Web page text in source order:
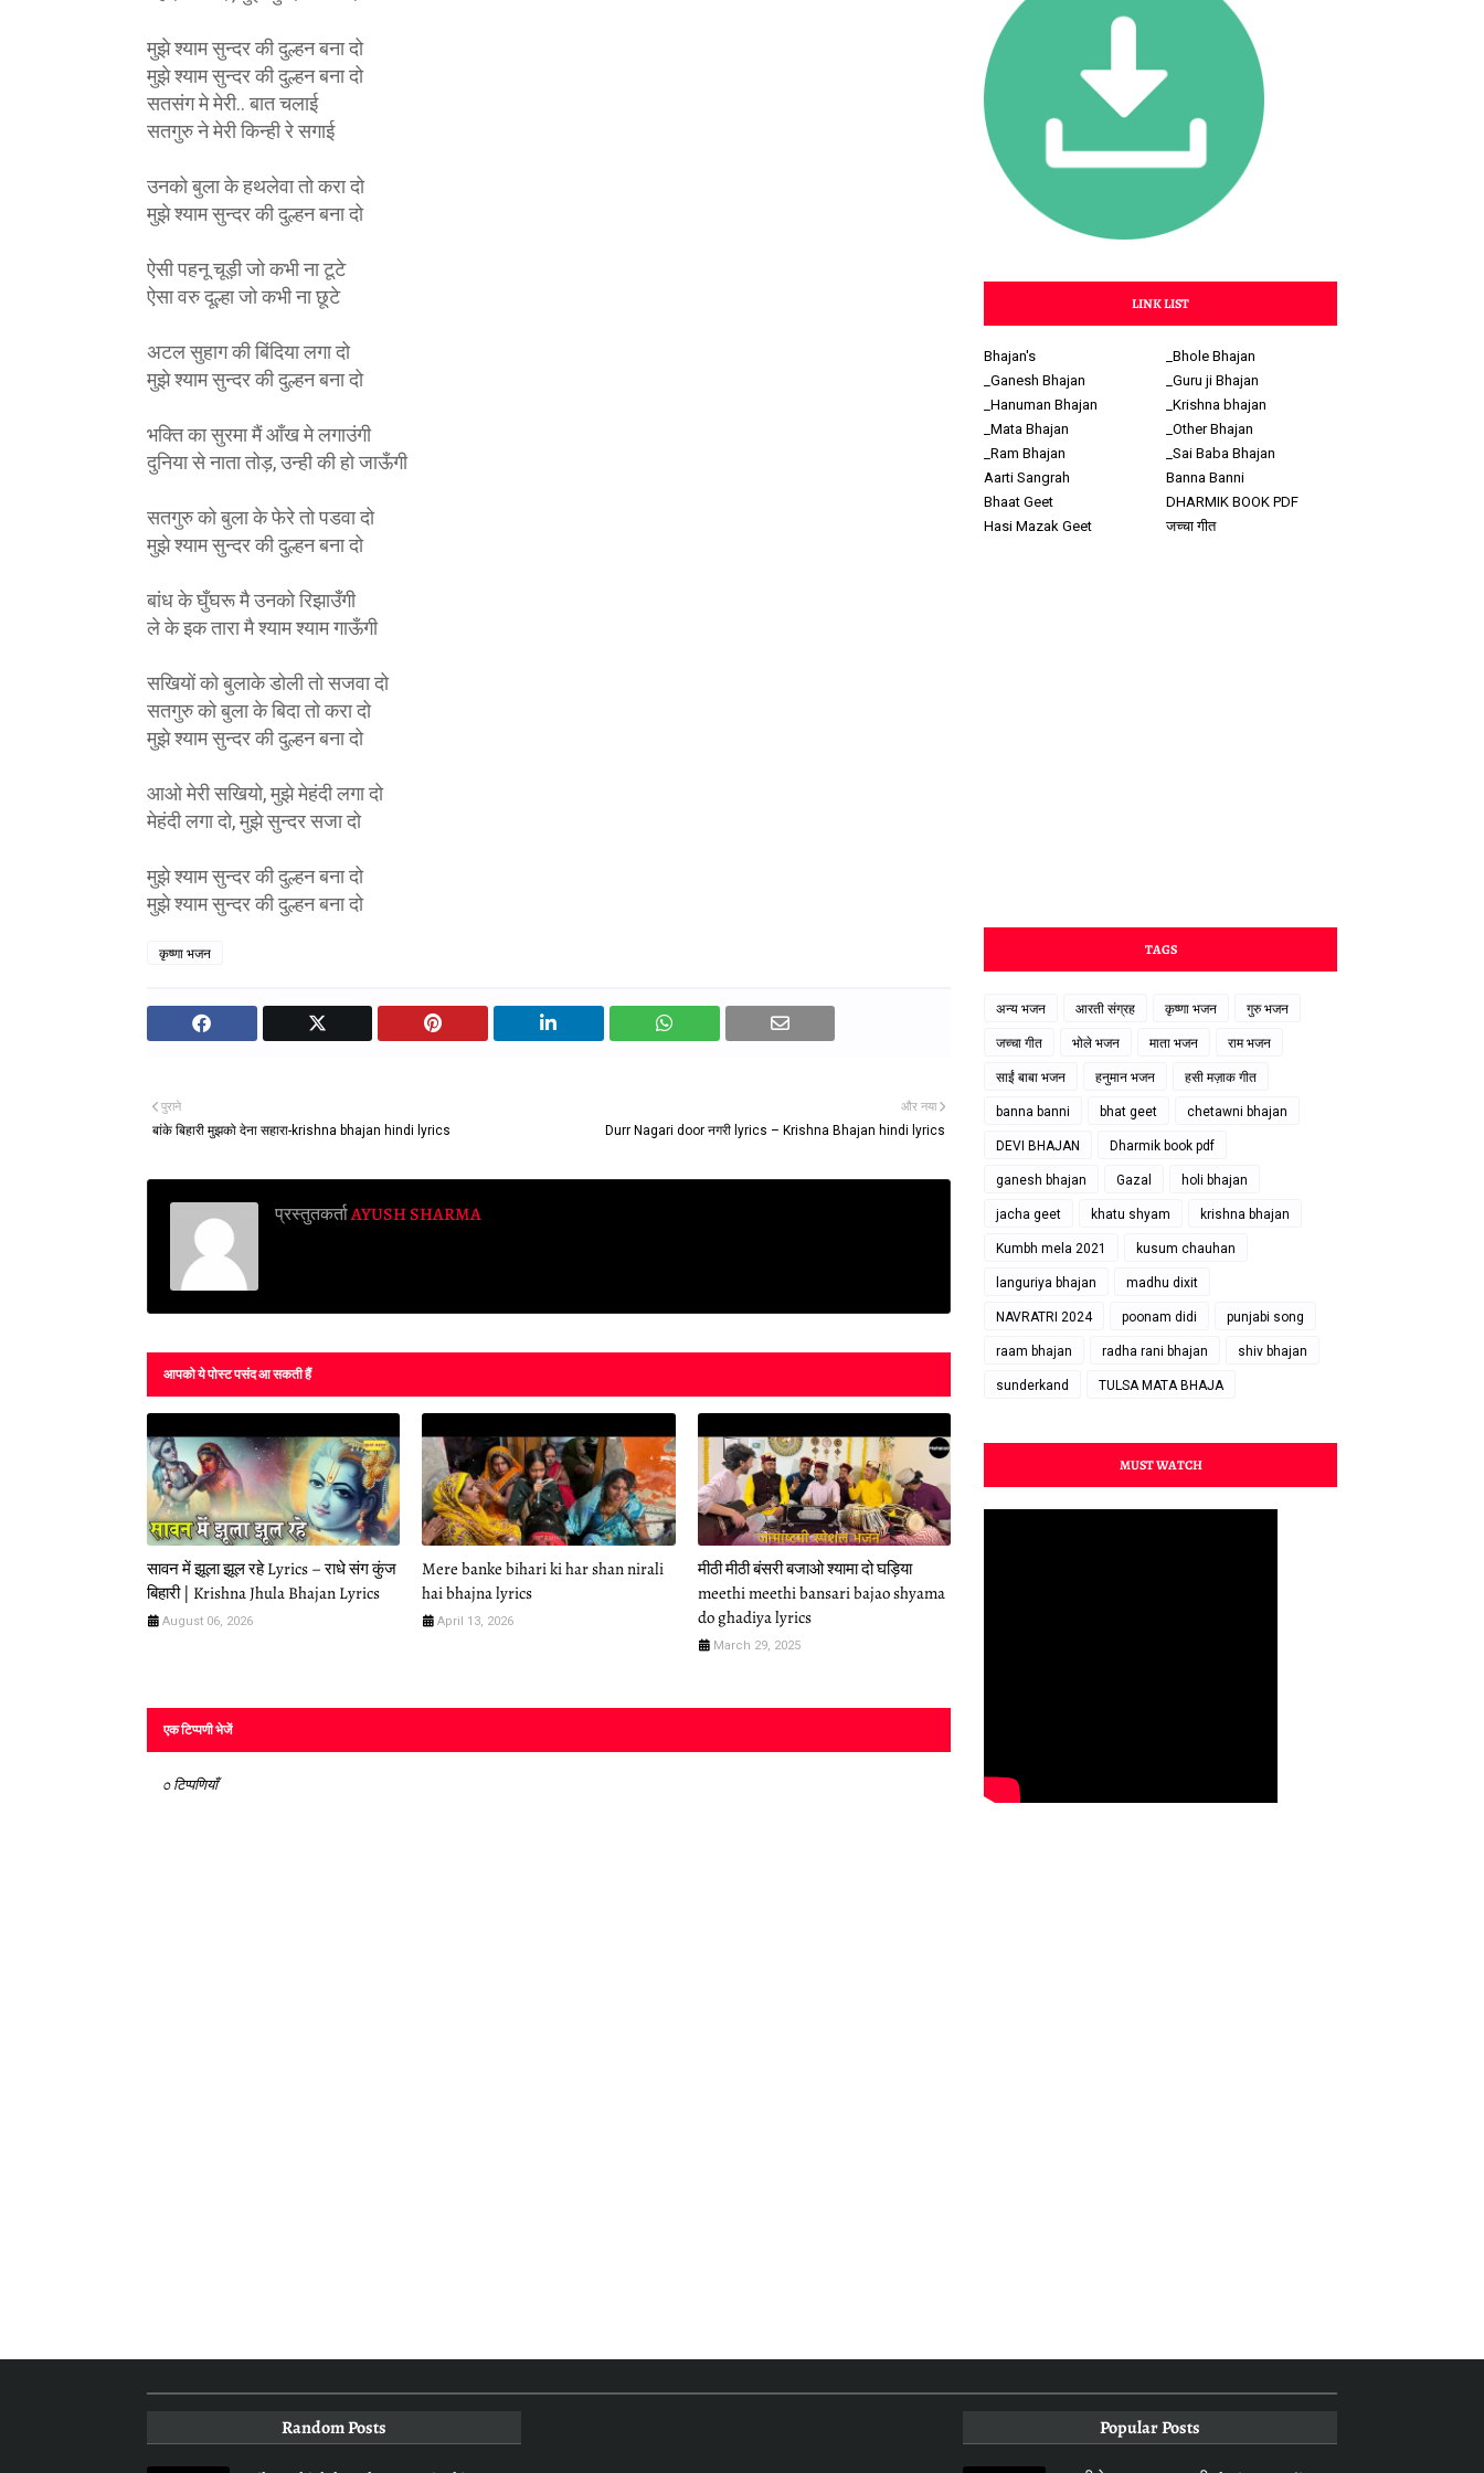
मुझे श्याम सुन्दर की दुल्हन बना दो
मुझे श्याम सुन्दर की दुल्हन बना दो
सतसंग मे मेरी.. बात चलाई
सतगुरु ने मेरी किन्ही रे सगाई
उनको बुला के हथलेवा तो करा दो
मुझे श्याम सुन्दर की दुल्हन बना दो
ऐसी पहनू चूड़ी जो कभी ना टूटे
ऐसा वरु दूल्हा जो कभी ना छूटे
अटल सुहाग की बिंदिया लगा दो
मुझे श्याम सुन्दर की दुल्हन बना दो
भक्ति का सुरमा मैं आँख मे लगाउंगी
दुनिया से नाता तोड़, उन्ही की हो जाऊँगी
सतगुरु को बुला के फेरे तो पडवा दो
मुझे श्याम सुन्दर की दुल्हन बना दो
बांध के घुँघरू मै उनको रिझाउँगी
ले के इक तारा मै श्याम श्याम गाऊँगी
सखियों को बुलाके डोली तो सजवा दो
सतगुरु को बुला के बिदा तो करा दो
मुझे श्याम सुन्दर की दुल्हन बना दो
आओ मेरी सखियो, मुझे मेहंदी लगा दो
मेहंदी लगा दो, मुझे सुन्दर सजा दो
मुझे श्याम सुन्दर की दुल्हन बना दो
मुझे श्याम सुन्दर की दुल्हन बना दो
कृष्णा भजन
और नया
Durr Nagari door नगरी lyrics – Krishna Bhajan hindi lyrics
पुराने
बांके बिहारी मुझको देना सहारा-krishna bhajan hindi lyrics
प्रस्तुतकर्ताAYUSH SHARMA
आपको ये पोस्ट पसंद आ सकती हैं
सावन में झूला झूल रहे Lyrics – राधे संग कुंज
बिहारी | Krishna Jhula Bhajan Lyrics
August 06, 2026
Mere banke bihari ki har shan nirali
hai bhajna lyrics
April 13, 2026
मीठी मीठी बंसरी बजाओ श्यामा दो घड़िया
meethi meethi bansari bajao shyama
do ghadiya lyrics
March 29, 2025
एक टिप्पणी भेजें
0 टिप्पणियाँ
LINK LIST
Bhajan's
_Bhole Bhajan
_Ganesh Bhajan
_Guru ji Bhajan
_Hanuman Bhajan
_Krishna bhajan
_Mata Bhajan
_Other Bhajan
_Ram Bhajan
_Sai Baba Bhajan
Aarti Sangrah
Banna Banni
Bhaat Geet
DHARMIK BOOK PDF
Hasi Mazak Geet
जच्चा गीत
TAGS
अन्य भजन आरती संग्रह कृष्णा भजन गुरु भजन
जच्चा गीत भोले भजन माता भजन राम भजन
साईं बाबा भजन हनुमान भजन हसी मज़ाक गीत
banna banni bhat geet chetawni bhajan
DEVI BHAJAN Dharmik book pdf
ganesh bhajan Gazal holi bhajan
jacha geet khatu shyam krishna bhajan
Kumbh mela 2021 kusum chauhan
languriya bhajan madhu dixit
NAVRATRI 2024 poonam didi punjabi song
raam bhajan radha rani bhajan shiv bhajan
sunderkand TULSA MATA BHAJA
MUST WATCH
Random Posts Popular Posts